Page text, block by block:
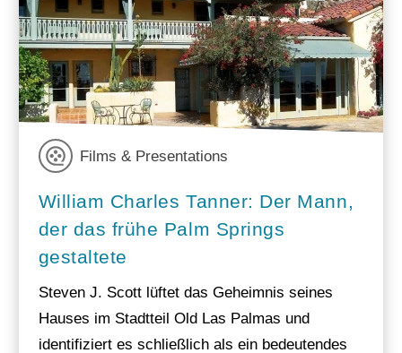
Films & Presentations
William Charles Tanner: Der Mann,
der das frühe Palm Springs
gestaltete
Steven J. Scott lüftet das Geheimnis seines
Hauses im Stadtteil Old Las Palmas und
identifiziert es schließlich als ein bedeutendes